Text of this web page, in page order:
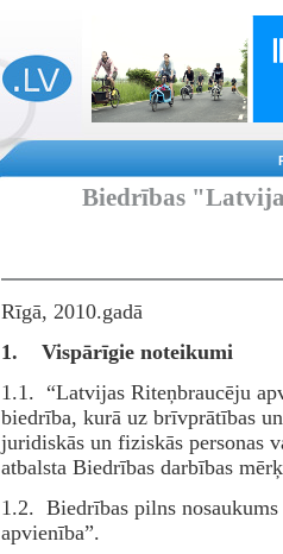
Biedrības
Rīgā, 2010.gadā
1. Vispārīgie noteikumi
1.1. “Latvijas Riteņbraucēju
biedrība, kurā uz brīvprātības
juridiskās un fiziskās personas
atbalsta Biedrības darbības
1.2. Biedrības pilns
apvienība”.